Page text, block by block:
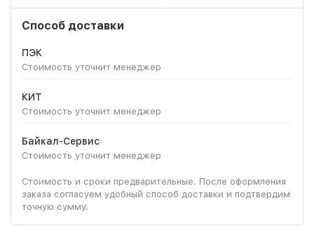
Способ доставки
ПЭК
Стоимость уточнит менеджер
КИТ
Стоимость уточнит менеджер
Байкал-Сервис
Стоимость уточнит менеджер
Стоимость и сроки предварительные. После оформления
заказа согласуем удобный способ доставки и подтвердим
точную сумму.